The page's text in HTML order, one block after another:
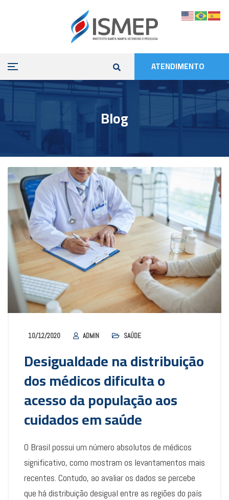
ATENDIMENTO
Blog
10/12/2020 ADMIN SAÚDE
Desigualdade na distribuição
dos médicos dificulta o
acesso da população aos
cuidados em saúde
O Brasil possui um número absolutos de médicos
significativo, como mostram os levantamentos mais
recentes. Contudo, ao avaliar os dados se percebe
que há distribuição desigual entre as regiões do país